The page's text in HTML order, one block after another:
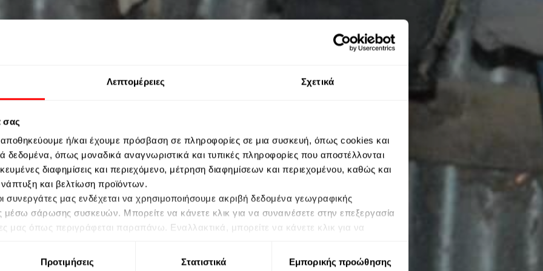
Λεπτομέρειες Σχετικά
σας
αποθηκεύουμε ή/και έχουμε πρόσβαση σε πληροφορίες σε μια συσκευή, όπως cookies και
όπως μοναδικά αναγνωριστικά και τυπικές πληροφορίες που αποστέλλονται
διαφημίσεις και περιεχόμενο, μέτρηση διαφημίσεων και περιεχομένου, καθώς και
και βελτίωση προϊόντων.
συνεργάτες μας ενδέχεται να χρησιμοποιήσουμε ακριβή δεδομένα γεωγραφικής
μέσω σάρωσης συσκευών. Μπορείτε να κάνετε κλικ για να συναινέσετε στην επεξεργασία
μας όπως περιγράφεται παραπάνω. Εναλλακτικά, μπορείτε να κάνετε κλικ για να
υπόψη ότι κάποια επεξεργασία των προσωπικών σας δεδομένων ενδέχεται να μην
Προτιμήσεις Στατιστικά Εμπορικής προώθησης